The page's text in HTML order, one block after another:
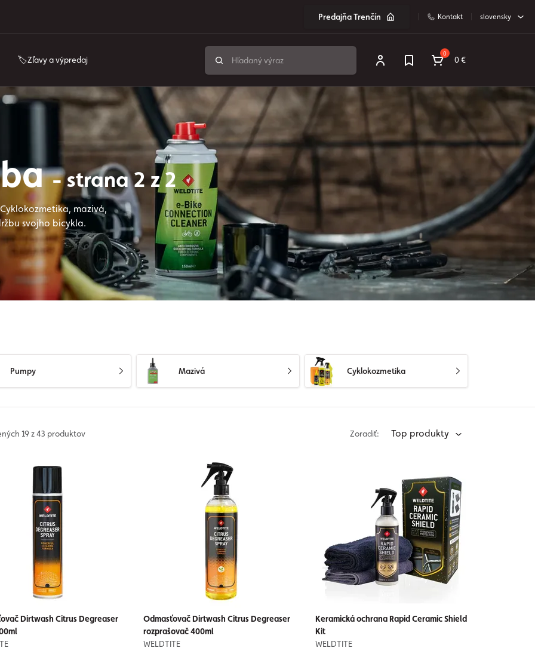
Predajňa Trenčín Kontakt slovensky
🏷️Zľavy a výpredaj
0
0 €
- strana 2 z 2
mazivá,
svojho bicykla.
Pumpy Mazivá Cyklokozmetika
19 z 43 produktov Zoradiť: Top produkty
Dirtwash Citrus Degreaser
Odmasťovač Dirtwash Citrus Degreaser
rozprašovač 400ml
WELDTITE
Keramická ochrana Rapid Ceramic Shield
Kit
WELDTITE